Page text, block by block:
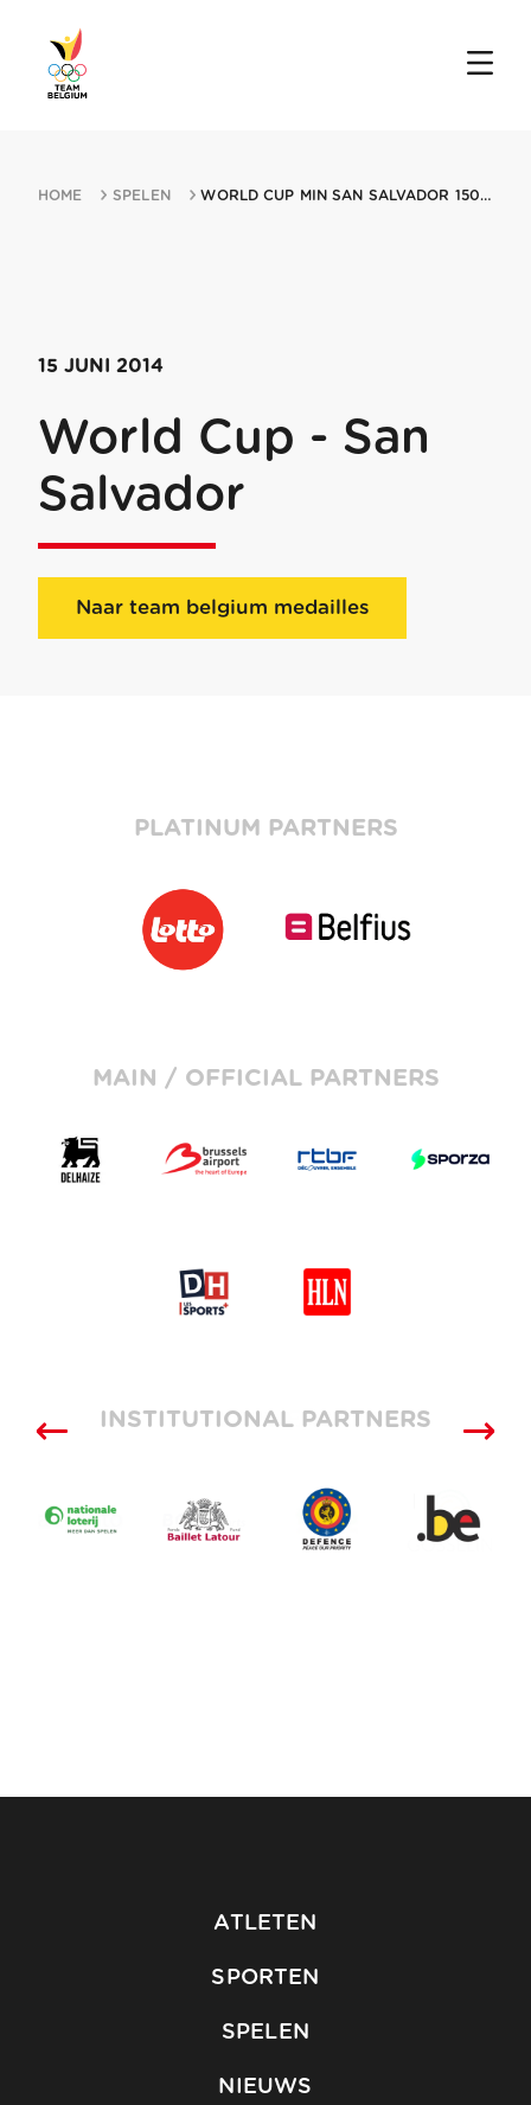
HOME SPELEN WORLD CUP MIN SAN SALVADOR 15062014 SAN SALVADOR
15 JUNI 2014
World Cup - San
Salvador
Naar team belgium medailles
PLATINUM PARTNERS
MAIN / OFFICIAL PARTNERS
INSTITUTIONAL PARTNERS
ATLETEN
SPORTEN
SPELEN
NIEUWS